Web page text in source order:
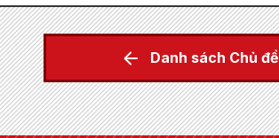
Danh sách Chủ đề